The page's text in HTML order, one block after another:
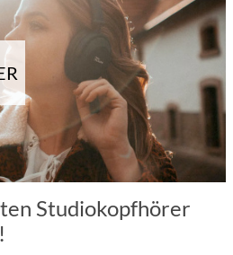
Studiokopfhörer